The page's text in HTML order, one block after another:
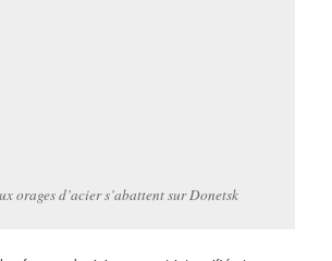
orages d’acier s’abattent sur Donetsk